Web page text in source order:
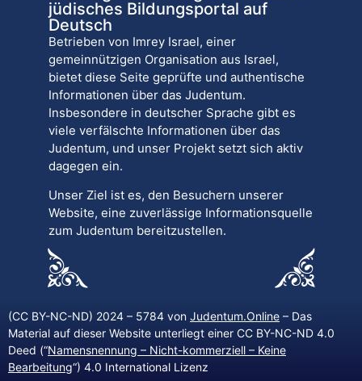
jüdisches Bildungsportal auf
Deutsch
Betrieben von Imrey Israel, einer
gemeinnützigen Organisation aus Israel,
bietet diese Seite geprüfte und authentische
Informationen über das Judentum.
Insbesondere in deutscher Sprache gibt es
viele verfälschte Informationen über das
Judentum, und unser Projekt setzt sich aktiv
dagegen ein.
Unser Ziel ist es, den Besuchern unserer
Website, eine zuverlässige Informationsquelle
zum Judentum bereitzustellen.
(CC BY-NC-ND) 2024 – 5784 von Judentum.Online – Das
Material auf dieser Website unterliegt einer CC BY-NC-ND 4.0
Deed (“Namensnennung – Nicht-kommerziell – Keine
Bearbeitung“) 4.0 International Lizenz